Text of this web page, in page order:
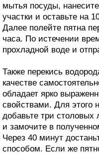
мытья посуды,
участки и оставьте на
Далее полейте пятна
часа. По истечении
прохладной воде и
Также перекись
качестве
обладает ярко
свойствами. Для этого
добавьте три
и замочите в
Через 40 минут
способом. Если же